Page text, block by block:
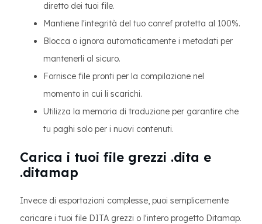
diretto dei tuoi file.
Mantiene l'integrità del tuo conref protetta al 100%.
Blocca o ignora automaticamente i metadati per
mantenerli al sicuro.
Fornisce file pronti per la compilazione nel
momento in cui li scarichi.
Utilizza la memoria di traduzione per garantire che
tu paghi solo per i nuovi contenuti.
Carica i tuoi file grezzi .dita e
.ditamap
Invece di esportazioni complesse, puoi semplicemente
caricare i tuoi file DITA grezzi o l'intero progetto Ditamap.